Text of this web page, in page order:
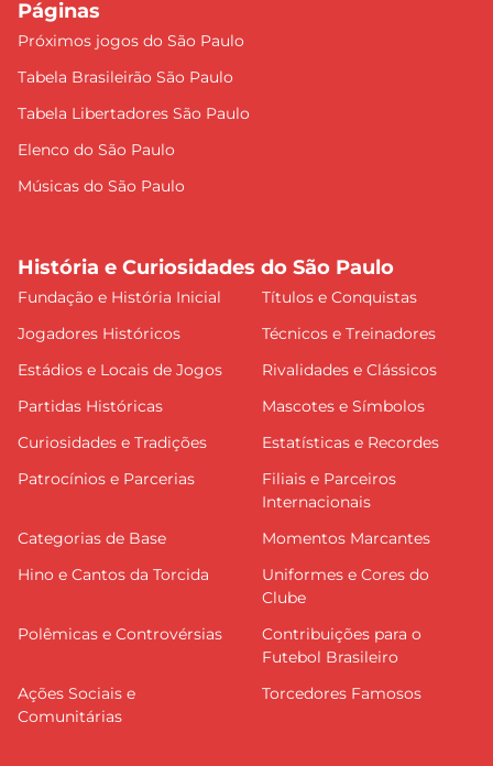
Páginas
Próximos jogos do São Paulo
Tabela Brasileirão São Paulo
Tabela Libertadores São Paulo
Elenco do São Paulo
Músicas do São Paulo
História e Curiosidades do São Paulo
Fundação e História Inicial
Títulos e Conquistas
Jogadores Históricos
Técnicos e Treinadores
Estádios e Locais de Jogos
Rivalidades e Clássicos
Partidas Históricas
Mascotes e Símbolos
Curiosidades e Tradições
Estatísticas e Recordes
Patrocínios e Parcerias
Filiais e Parceiros
Internacionais
Categorias de Base
Momentos Marcantes
Hino e Cantos da Torcida
Uniformes e Cores do
Clube
Polêmicas e Controvérsias
Contribuições para o
Futebol Brasileiro
Ações Sociais e
Comunitárias
Torcedores Famosos